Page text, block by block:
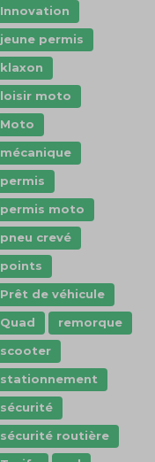
Innovation
jeune permis
klaxon
loisir moto
Moto
mécanique
permis
permis moto
pneu crevé
points
Prêt de véhicule
Quad
remorque
scooter
stationnement
sécurité
sécurité routière